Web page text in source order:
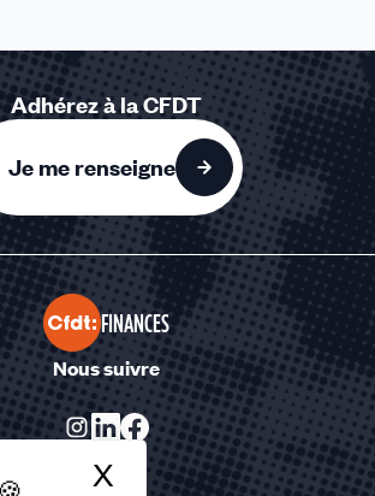
X Masquer le
Adhérez à la CFDT
Je me renseigne
FINANCES
Nous suivre